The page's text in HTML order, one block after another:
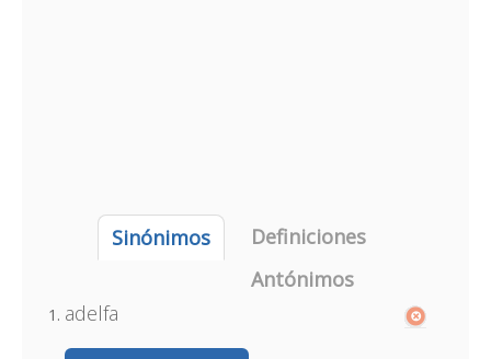
Sinónimos
Definiciones
Antónimos
adelfa